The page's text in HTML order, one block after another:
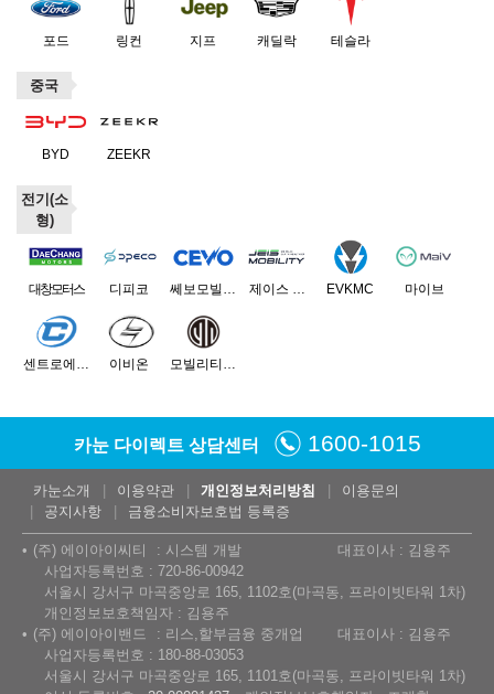
포드 링컨 지프 캐딜락 테슬라
중국
BYD ZEEKR
전기(소
형)
대창모터스 디피코 쎄보모빌리티제이스 모빌리티EVKMC 마이브
센트로에이케이이비온 모빌리티네트웍스
카눈 다이렉트 상담센터 1600-1015
카눈소개 이용약관 개인정보처리방침
이용문의
공지사항
금융소비자보호법 등록증
(주) 에이아이씨티 시스템 개발
대표이사 : 김용주
사업자등록번호 : 720-86-00942
서울시 강서구 마곡중앙로 165, 1102호(마곡동, 프라이빗타워 1차)
개인정보보호책임자 : 김용주
(주) 에이아이밴드
리스,할부금융 중개업
대표이사 : 김용주
사업자등록번호 : 180-88-03053
서울시 강서구 마곡중앙로 165, 1101호(마곡동, 프라이빗타워 1차)